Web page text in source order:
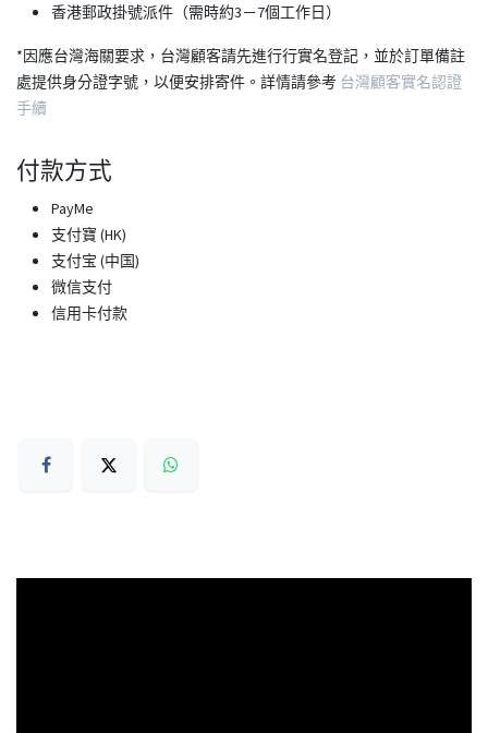
香港郵政掛號派件（需時約3－7個工作日）
*因應台灣海關要求，台灣顧客請先進行行實名登記，並於訂單備註
處提供身分證字號，以便安排寄件。詳情請參考 台灣顧客實名認證
手續
付款方式
PayMe
支付寶 (HK)
支付宝 (中国)
微信支付
信用卡付款